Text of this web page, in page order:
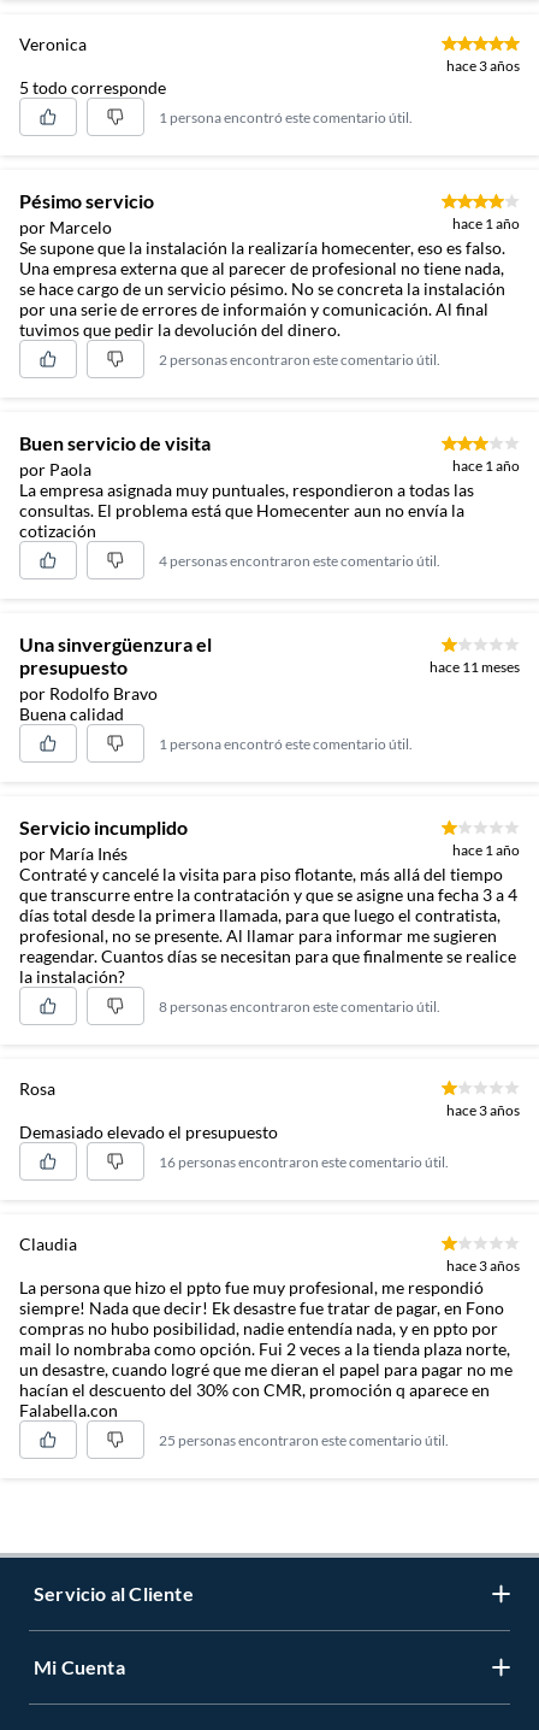
Veronica
hace 3 años
5 todo corresponde
1 persona encontró este comentario útil.
Pésimo servicio
por Marcelo hace 1 año
Se supone que la instalación la realizaría homecenter, eso es falso.
Una empresa externa que al parecer de profesional no tiene nada,
se hace cargo de un servicio pésimo. No se concreta la instalación
por una serie de errores de informaión y comunicación. Al final
tuvimos que pedir la devolución del dinero.
2 personas encontraron este comentario útil.
Buen servicio de visita
por Paola hace 1 año
La empresa asignada muy puntuales, respondieron a todas las
consultas. El problema está que Homecenter aun no envía la
cotización
4 personas encontraron este comentario útil.
Una sinvergüenzura el
presupuesto
por Rodolfo Bravo
hace 11 meses
Buena calidad
1 persona encontró este comentario útil.
Servicio incumplido
por María Inés hace 1 año
Contraté y cancelé la visita para piso flotante, más allá del tiempo
que transcurre entre la contratación y que se asigne una fecha 3 a 4
días total desde la primera llamada, para que luego el contratista,
profesional, no se presente. Al llamar para informar me sugieren
reagendar. Cuantos días se necesitan para que finalmente se realice
la instalación?
8 personas encontraron este comentario útil.
Rosa
hace 3 años
Demasiado elevado el presupuesto
16 personas encontraron este comentario útil.
Claudia
hace 3 años
La persona que hizo el ppto fue muy profesional, me respondió
siempre! Nada que decir! Ek desastre fue tratar de pagar, en Fono
compras no hubo posibilidad, nadie entendía nada, y en ppto por
mail lo nombraba como opción. Fui 2 veces a la tienda plaza norte,
un desastre, cuando logré que me dieran el papel para pagar no me
hacían el descuento del 30% con CMR, promoción q aparece en
Falabella.con
25 personas encontraron este comentario útil.
Servicio al Cliente
Contáctanos
Mi Cuenta